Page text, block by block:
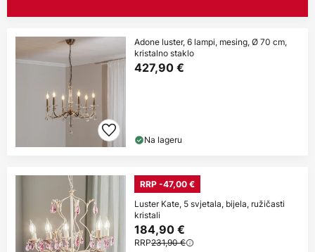
Adone luster, 6 lampi, mesing, Ø 70 cm,
kristalno staklo
427,90 €
Na lageru
RRP -47,00 €
Luster Kate, 5 svjetala, bijela, ružičasti
kristali
184,90 €
RRP231,90 €